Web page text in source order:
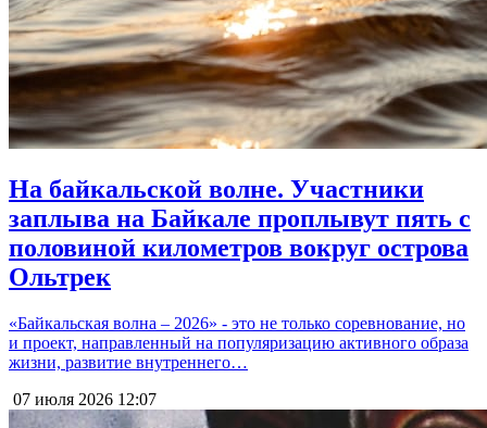
На байкальской волне. Участники
заплыва на Байкале проплывут пять с
половиной километров вокруг острова
Ольтрек
«Байкальская волна – 2026» - это не только соревнование, но
и проект, направленный на популяризацию активного образа
жизни, развитие внутреннего…
07 июля 2026 12:07